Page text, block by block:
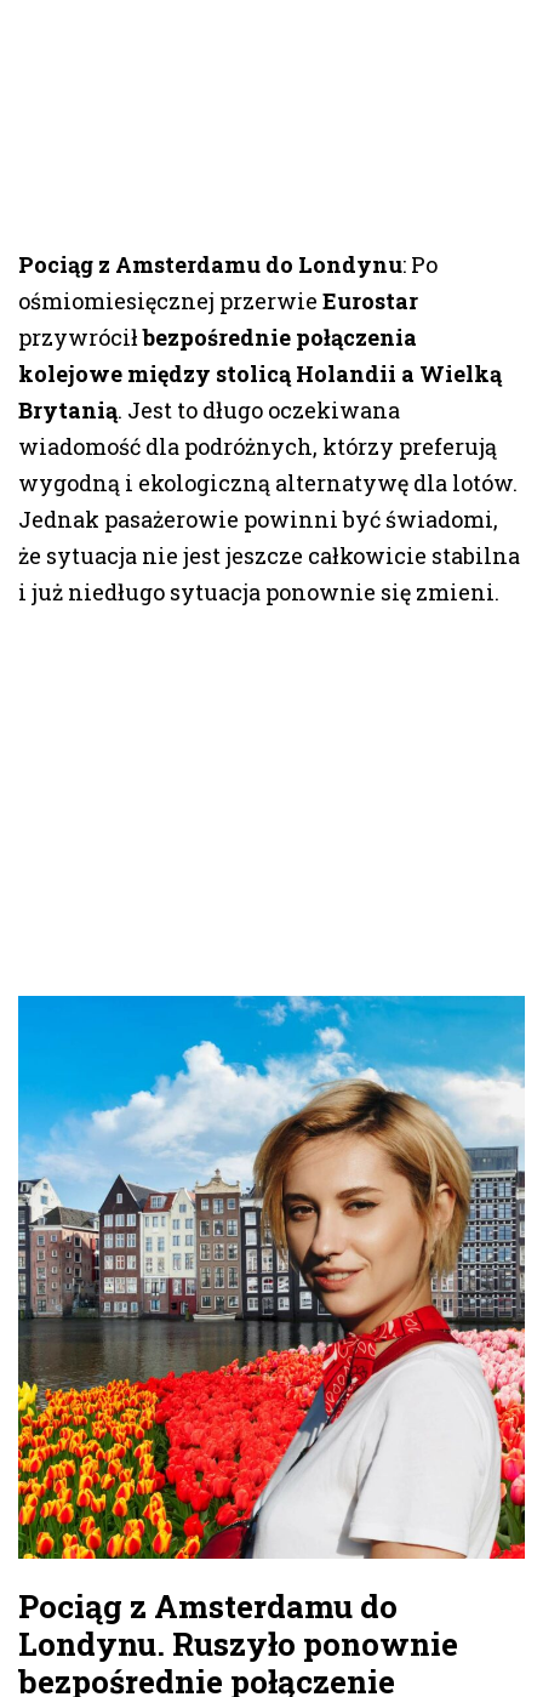
Pociąg z Amsterdamu do Londynu: Po
ośmiomiesięcznej przerwie Eurostar
przywróciłbezpośrednie połączenia
kolejowe między stolicą Holandii a Wielką
Brytanią. Jest to długo oczekiwana
wiadomość dla podróżnych, którzy preferują
wygodną i ekologiczną alternatywę dla lotów.
Jednak pasażerowie powinni być świadomi,
że sytuacja nie jest jeszcze całkowicie stabilna
i już niedługo sytuacja ponownie się zmieni.
Pociąg z Amsterdamu do
Londynu. Ruszyło ponownie
bezpośrednie połączenie